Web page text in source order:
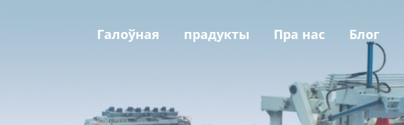
Галоўная прадукты Пра нас Блог